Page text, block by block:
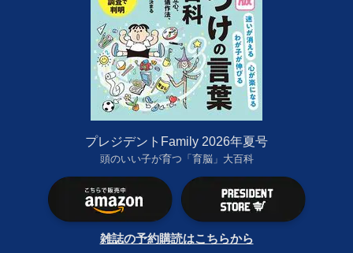
プレジデントFamily 2026年夏号
頭のいい子が育つ「育脳」大百科
雑誌の予約購読はこちらから